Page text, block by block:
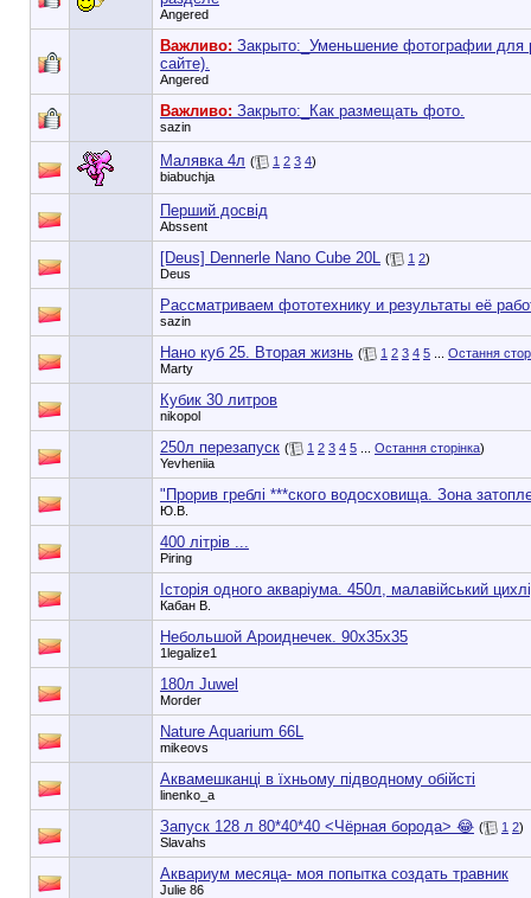
Angered
Важливо: Закрыто:_ Уменьшение фотографии
сайте).
Angered
Важливо: Закрыто:_ Как размещать фото.
sazin
Малявка 4л ( 1 2 3 4)
biabuchja
Перший досвід
Abssent
[Deus] Dennerle Nano Cube 20L ( 1 2)
Deus
Рассматриваем фототехнику и результаты её
sazin
Нано куб 25. Вторая жизнь ( 1 2 3 4 5
Остання
Marty
Кубик 30 литров
nikopol
250л перезапуск ( 1 2 3 4 5 Остання сторінка)
Yevheniia
"Прорив греблі ***ского водосховища. Зона
Ю.В.
400 літрів ...
Piring
Історія одного акваріума. 450л, малавійський
Кабан В.
Небольшой Ароиднечек. 90х35х35
1legalize1
180л Juwel
Morder
Nature Aquarium 66L
mikeovs
Аквамешканці в їхньому підводному обійсті
linenko_a
Запуск 128 л 80*40*40 <Чёрная борода> 😂 ( 1 2)
Slavahs
Аквариум месяца- моя попытка создать травник
Julie 86